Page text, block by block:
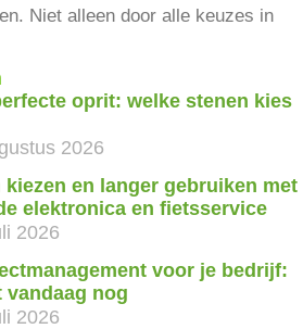
Niet alleen door alle keuzes in
oprit: welke stenen kies
2026
kiezen en langer gebruiken met
elektronica en fietsservice
2026
voor je bedrijf:
vandaag nog
2026